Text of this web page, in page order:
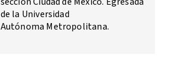
de la Universidad
Autónoma Metropolitana.